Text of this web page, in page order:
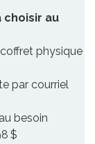
choisir au
physique
par courriel
besoin
$